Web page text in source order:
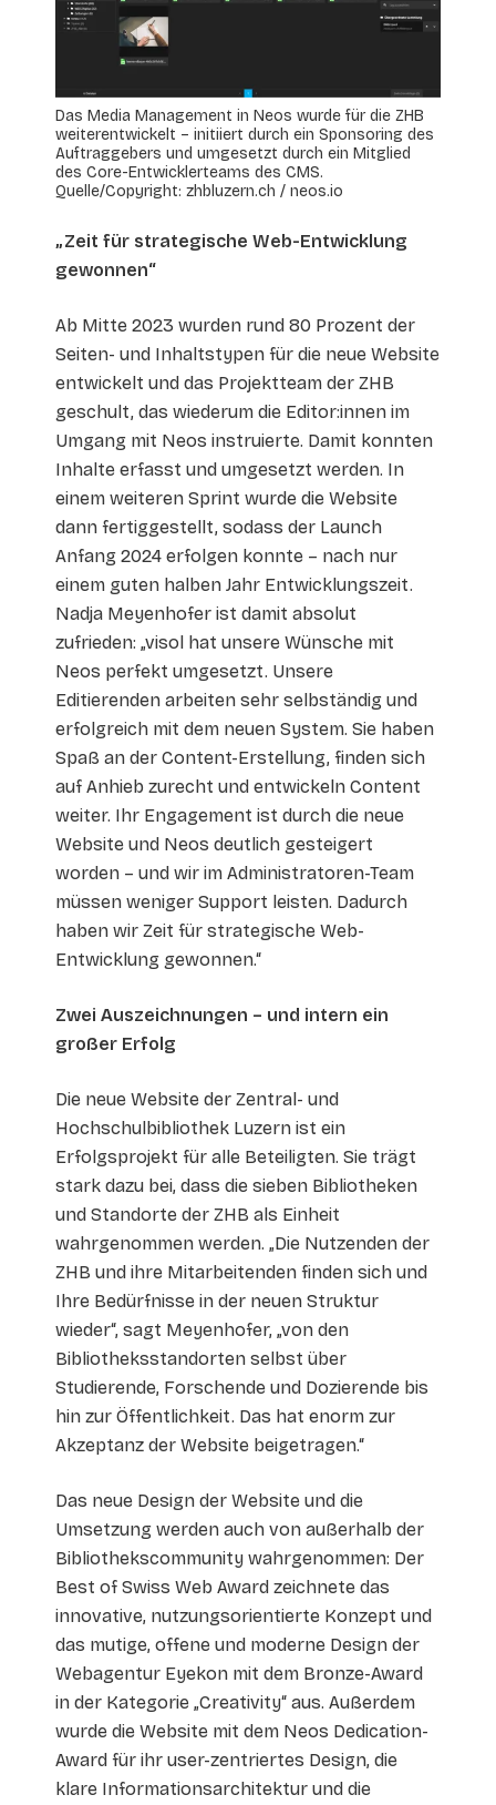
Das Media Management in Neos wurde für die ZHB
weiterentwickelt – initiiert durch ein Sponsoring des
Auftraggebers und umgesetzt durch ein Mitglied
des Core-Entwicklerteams des CMS.
Quelle/Copyright: zhbluzern.ch / neos.io
„Zeit für strategische Web-Entwicklung
gewonnen“
Ab Mitte 2023 wurden rund 80 Prozent der
Seiten- und Inhaltstypen für die neue Website
entwickelt und das Projektteam der ZHB
geschult, das wiederum die Editor:innen im
Umgang mit Neos instruierte. Damit konnten
Inhalte erfasst und umgesetzt werden. In
einem weiteren Sprint wurde die Website
dann fertiggestellt, sodass der Launch
Anfang 2024 erfolgen konnte – nach nur
einem guten halben Jahr Entwicklungszeit.
Nadja Meyenhofer ist damit absolut
zufrieden: „visol hat unsere Wünsche mit
Neos perfekt umgesetzt. Unsere
Editierenden arbeiten sehr selbständig und
erfolgreich mit dem neuen System. Sie haben
Spaß an der Content-Erstellung, finden sich
auf Anhieb zurecht und entwickeln Content
weiter. Ihr Engagement ist durch die neue
Website und Neos deutlich gesteigert
worden – und wir im Administratoren-Team
müssen weniger Support leisten. Dadurch
haben wir Zeit für strategische Web-
Entwicklung gewonnen.“
Zwei Auszeichnungen – und intern ein
großer Erfolg
Die neue Website der Zentral- und
Hochschulbibliothek Luzern ist ein
Erfolgsprojekt für alle Beteiligten. Sie trägt
stark dazu bei, dass die sieben Bibliotheken
und Standorte der ZHB als Einheit
wahrgenommen werden. „Die Nutzenden der
ZHB und ihre Mitarbeitenden finden sich und
Ihre Bedürfnisse in der neuen Struktur
wieder“, sagt Meyenhofer, „von den
Bibliotheksstandorten selbst über
Studierende, Forschende und Dozierende bis
hin zur Öffentlichkeit. Das hat enorm zur
Akzeptanz der Website beigetragen.“
Das neue Design der Website und die
Umsetzung werden auch von außerhalb der
Bibliothekscommunity wahrgenommen: Der
Best of Swiss Web Award zeichnete das
innovative, nutzungsorientierte Konzept und
das mutige, offene und moderne Design der
Webagentur Eyekon mit dem Bronze-Award
in der Kategorie „Creativity“ aus. Außerdem
wurde die Website mit dem Neos Dedication-
Award für ihr user-zentriertes Design, die
klare Informationsarchitektur und die